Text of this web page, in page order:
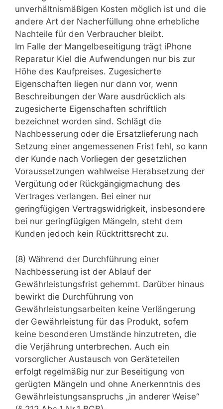
unverhältnismäßigen Kosten möglich ist und die
andere Art der Nacherfüllung ohne erhebliche
Nachteile für den Verbraucher bleibt.
Im Falle der Mangelbeseitigung trägt iPhone
Reparatur Kiel die Aufwendungen nur bis zur
Höhe des Kaufpreises. Zugesicherte
Eigenschaften liegen nur dann vor, wenn
Beschreibungen der Ware ausdrücklich als
zugesicherte Eigenschaften schriftlich
bezeichnet worden sind. Schlägt die
Nachbesserung oder die Ersatzlieferung nach
Setzung einer angemessenen Frist fehl, so kann
der Kunde nach Vorliegen der gesetzlichen
Voraussetzungen wahlweise Herabsetzung der
Vergütung oder Rückgängigmachung des
Vertrages verlangen. Bei einer nur
geringfügigen Vertragswidrigkeit, insbesondere
bei nur geringfügigen Mängeln, steht dem
Kunden jedoch kein Rücktrittsrecht zu.
(8) Während der Durchführung einer
Nachbesserung ist der Ablauf der
Gewährleistungsfrist gehemmt. Darüber hinaus
bewirkt die Durchführung von
Gewährleistungsarbeiten keine Verlängerung
der Gewährleistung für das Produkt, sofern
keine besonderen Umstände hinzutreten, die
die Verjährung unterbrechen. Auch ein
vorsorglicher Austausch von Geräteteilen
erfolgt regelmäßig nur zur Beseitigung von
gerügten Mängeln und ohne Anerkenntnis des
Gewährleistungsanspruchs „in anderer Weise“